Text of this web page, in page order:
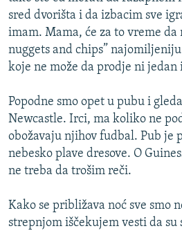
sred dvorišta i da izbacim sve
imam. Mama, će za to vreme da
nuggets and chips”
koje ne može da prodje ni jedan
Popodne smo opet u pubu i
Newcastle. Irci, ma koliko ne
obožavaju njihov fudbal. Pub je
nebesko plave dresove. O
ne treba da trošim reči.
Kako se približava noć sve smo
strepnjom iščekujem vesti da su